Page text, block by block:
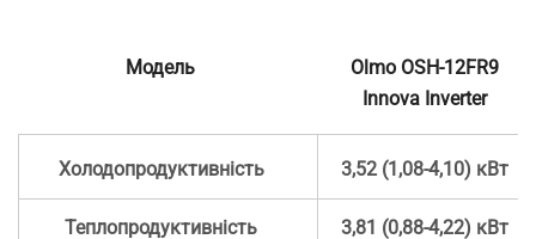
Модель
Olmo OSH-12FR9
Innova Inverter
Холодопродуктивність 3,52 (1,08-4,10) кВт
Теплопродуктивність 3,81 (0,88-4,22) кВт